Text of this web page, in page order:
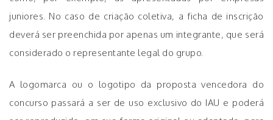
juniores. No caso de criação coletiva, a ficha de inscrição
deverá ser preenchida por apenas um integrante, que será
considerado o representante legal do grupo.
A logomarca ou o logotipo da proposta vencedora do
concurso passará a ser de uso exclusivo do IAU e poderá